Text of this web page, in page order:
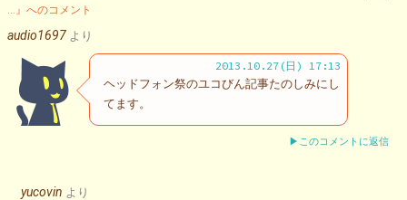
…』へのコメント
audio1697 より
2013.10.27(日) 17:13
ヘッドフォン祭のユコびん記事たのしみにし
てます。
▶このコメントに返信
yucovin より